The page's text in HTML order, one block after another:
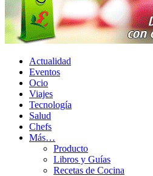
Actualidad
Eventos
Ocio
Viajes
Tecnología
Salud
Chefs
Más…
Producto
Libros y Guías
Recetas de Cocina